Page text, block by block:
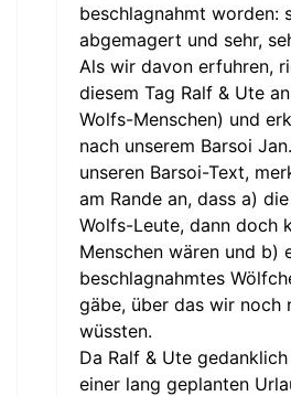
beschlagnahmt worden:
abgemagert und sehr,
Als wir davon erfuhren,
diesem Tag Ralf & Ute
Wolfs-Menschen) und
nach unserem Barsoi
unseren Barsoi-Text,
am Rande an, dass a)
Wolfs-Leute, dann doch
Menschen wären und b)
beschlagnahmtes
gäbe, über das wir noch
wüssten.
Da Ralf & Ute
einer lang geplanten